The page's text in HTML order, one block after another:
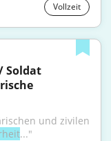
Vollzeit
Soldat
und zivilen
..."